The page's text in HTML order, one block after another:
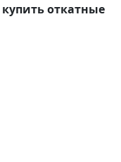
купить откатные